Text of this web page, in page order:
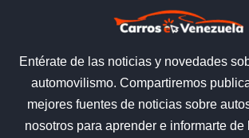
Entérate de las noticias y novedades
automovilismo. Compartiremos
mejores fuentes de noticias sobre
nosotros para aprender e informarte